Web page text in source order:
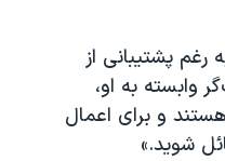
پشتیبانی از
وابسته به او،
و برای اعمال
شوید.»